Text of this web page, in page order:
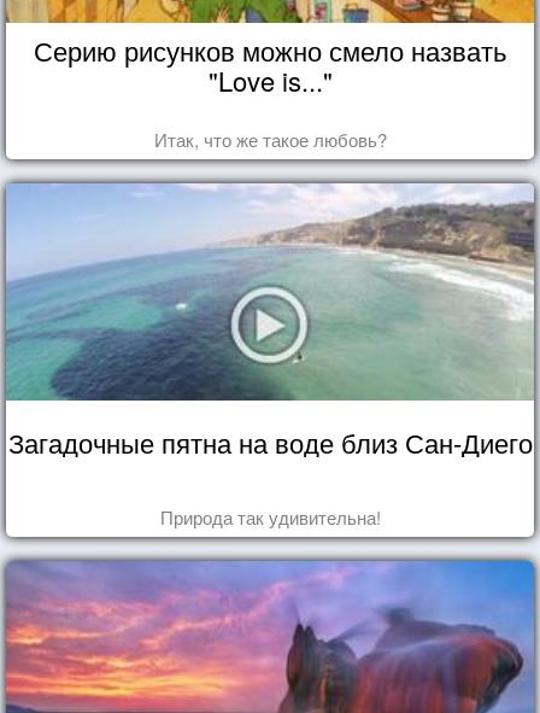
Серию рисунков можно смело назвать
"Love is..."
Итак, что же такое любовь?
Загадочные пятна на воде близ Сан-Диего
Природа так удивительна!